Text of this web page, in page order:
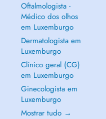
Oftalmologista -
Médico dos olhos
em Luxemburgo
Dermatologista em
Luxemburgo
Clínico geral (CG)
em Luxemburgo
Ginecologista em
Luxemburgo
Mostrar tudo →